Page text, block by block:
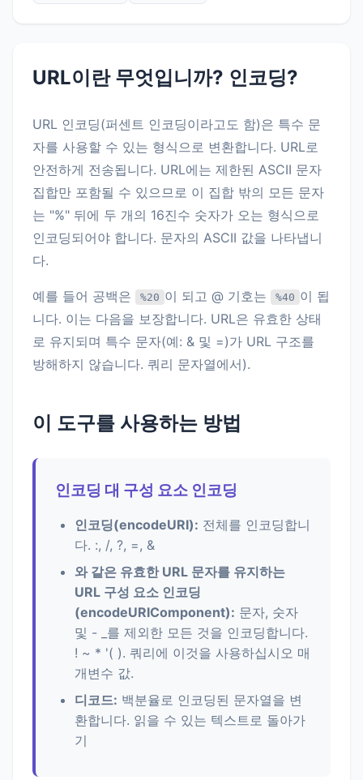
URL이란 무엇입니까? 인코딩?
URL 인코딩(퍼센트 인코딩이라고도 함)은 특수 문
자를 사용할 수 있는 형식으로 변환합니다. URL로
안전하게 전송됩니다. URL에는 제한된 ASCII 문자
집합만 포함될 수 있으므로 이 집합 밖의 모든 문자
는 "%" 뒤에 두 개의 16진수 숫자가 오는 형식으로
인코딩되어야 합니다. 문자의 ASCII 값을 나타냅니
다.
예를 들어 공백은 %20 이 되고 @ 기호는 %40 이 됩
니다. 이는 다음을 보장합니다. URL은 유효한 상태
로 유지되며 특수 문자(예: & 및 =)가 URL 구조를
방해하지 않습니다. 쿼리 문자열에서).
이 도구를 사용하는 방법
인코딩 대 구성 요소 인코딩
인코딩(encodeURI): 전체를 인코딩합니
다. :, /, ?, =, &
와 같은 유효한 URL 문자를 유지하는
URL 구성 요소 인코딩
(encodeURIComponent): 문자, 숫자
및 - _를 제외한 모든 것을 인코딩합니다.
! ~ * '( ). 쿼리에 이것을 사용하십시오 매
개변수 값.
디코드: 백분율로 인코딩된 문자열을 변
환합니다. 읽을 수 있는 텍스트로 돌아가
기